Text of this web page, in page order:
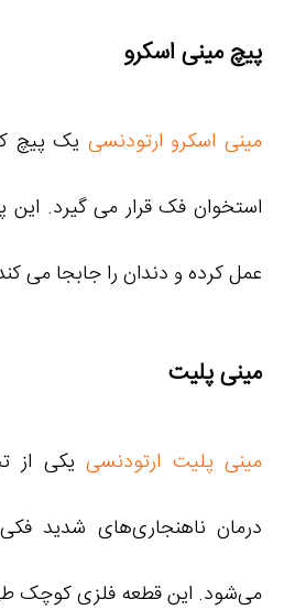
پیچ مینی اسکرو
مینی اسکرو ارتودنسی یک پیچ
استخوان فک قرار می گیرد. این
عمل کرده و دندان را جابجا می
مینی پلیت
مینی پلیت ارتودنسییکی از
درمان ناهنجاری‌های شدید
می‌شود. این قطعه فلزی کوچک